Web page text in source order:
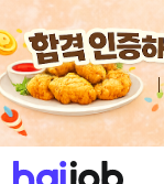
채용공고 자소서 자유항
(주)케이씨텍 즐겨찾기